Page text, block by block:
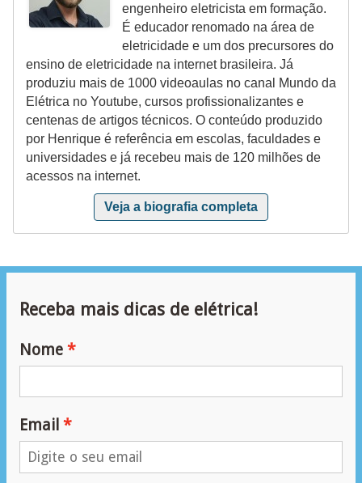
engenheiro eletricista em formação.
É educador renomado na área de
eletricidade e um dos precursores do
ensino de eletricidade na internet brasileira. Já
produziu mais de 1000 videoaulas no canal Mundo da
Elétrica no Youtube, cursos profissionalizantes e
centenas de artigos técnicos. O conteúdo produzido
por Henrique é referência em escolas, faculdades e
universidades e já recebeu mais de 120 milhões de
acessos na internet.
Veja a biografia completa
Receba mais dicas de elétrica!
Nome
Email
e
n
s
t
a
l
o
l
t
c
a